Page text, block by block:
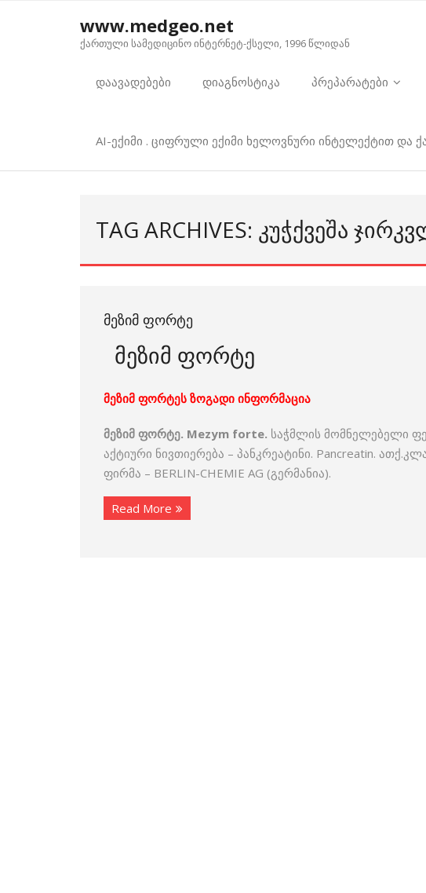
www.medgeo.net
ქართული სამედიცინო ინტერნეტ-ქსელი, 1996 წლიდან
დაავადებები დიაგნოსტიკა პრეპარატები
AI-ექიმი . ციფრული ექიმი ხელოვნური ინტელექტით და
TAG ARCHIVES: ᲙᲣᲭᲥᲕᲔᲨᲐ
ᲛᲔᲖᲘᲛ ᲤᲝᲠᲢᲔ
მეზიმ ფორტე
მეზიმ ფორტეს ზოგადი ინფორმაცია
მეზიმ ფორტე. Mezym forte. საჭმლის მომნელებელი
აქტიური ნივთიერება – პანკრეატინი. Pancreatin.
ფირმა – BERLIN-CHEMIE AG (გერმანია).
Read More